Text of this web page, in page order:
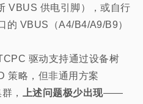
VBUS 供电引脚），或自行
的 VBUS（A4/B4/A9/B9）
驱动支持通过设备树
策略，但非通用方案
，
上述问题极少出现——